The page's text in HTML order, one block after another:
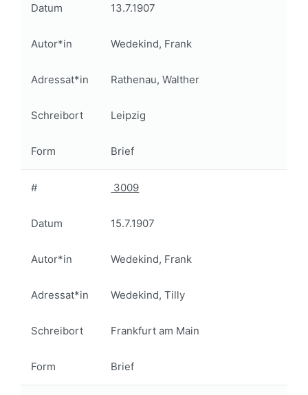
Datum 13.7.1907
Autor*in Wedekind, Frank
Adressat*in Rathenau, Walther
Schreibort Leipzig
Form Brief
# 3009
Datum 15.7.1907
Autor*in Wedekind, Frank
Adressat*in Wedekind, Tilly
Schreibort Frankfurt am Main
Form Brief